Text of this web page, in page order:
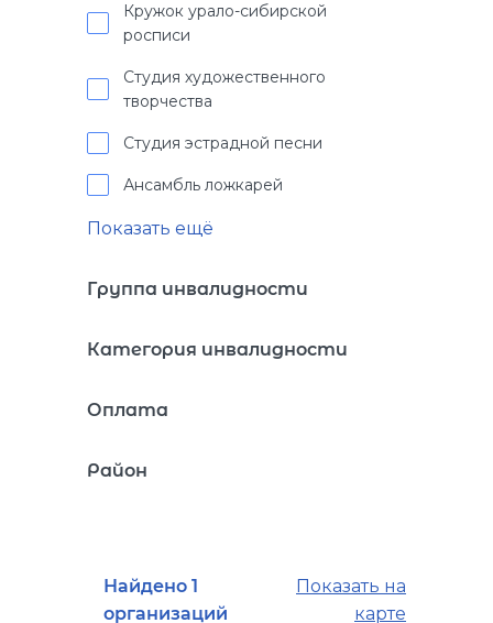
Кружок урало-сибирской
росписи
Студия художественного
творчества
Студия эстрадной песни
Ансамбль ложкарей
Показать ещё
Группа инвалидности
Категория инвалидности
Оплата
Район
Найдено 1
организаций
Показать на
карте